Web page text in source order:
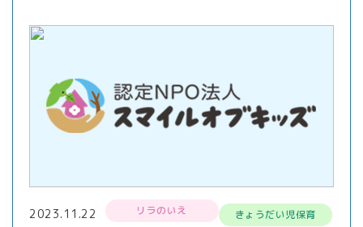
2023.11.22 リラのいえ きょうだい児保育